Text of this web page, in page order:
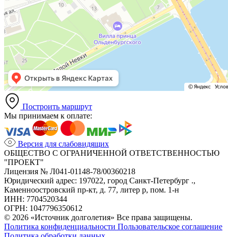
Построить маршрут
Мы принимаем к оплате:
Версия для слабовидящих
ОБЩЕСТВО С ОГРАНИЧЕННОЙ ОТВЕТСТВЕННОСТЬЮ
"ПРОЕКТ"
Лицензия № Л041-01148-78/00360218
Юридический адрес: 197022, город Санкт-Петербург .,
Каменноостровский пр-кт, д. 77, литер р, пом. 1-н
ИНН: 7704520344
ОГРН: 1047796350612
© 2026 «Источник долголетия» Все права защищены.
Политика конфиденциальности Пользовательское соглашение